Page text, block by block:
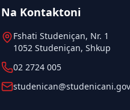
Na Kontaktoni
Fshati Studeniçan, Nr. 1
1052 Studeniçan, Shkup
02 2724 005